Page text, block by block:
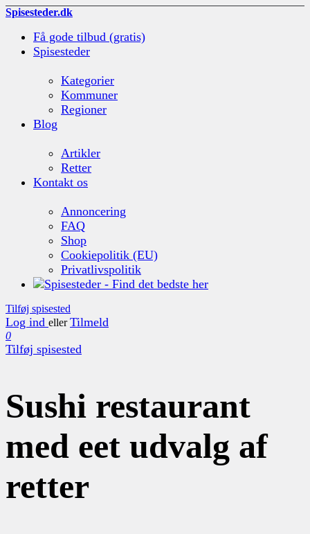
Spisesteder.dk
Få gode tilbud (gratis)
Spisesteder
Kategorier
Kommuner
Regioner
Blog
Artikler
Retter
Kontakt os
Annoncering
FAQ
Shop
Cookiepolitik (EU)
Privatlivspolitik
Tilføj spisested
Log ind eller Tilmeld
0
Tilføj spisested
Sushi restaurant
med eet udvalg af
retter